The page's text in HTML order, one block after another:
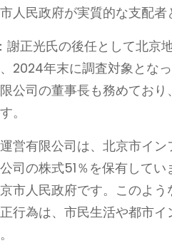
人民政府が実質的な支配者
謝正光氏の後任として北京
2024年末に調査対象とな
公司の董事長も務めてお
。
営有限公司は、北京市イ
司の株式51％を保有して
市人民政府です。このよ
行為は、市民生活や都市